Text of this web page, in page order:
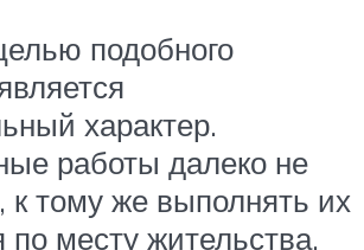
подобного
характер.
работы далеко не
к тому же выполнять их
по месту жительства,